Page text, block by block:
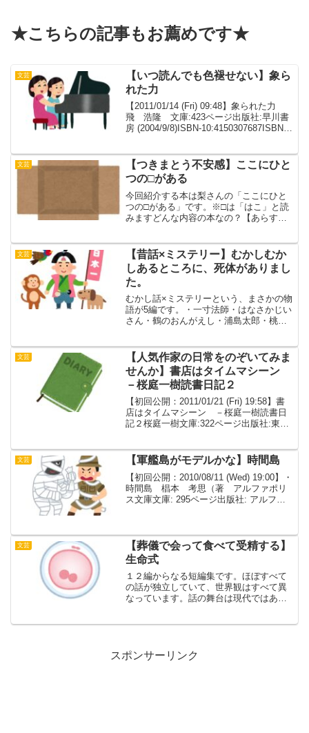
★こちらの記事もお薦めです★
文芸
【いつ読んでも色褪せない】象ら
れた力
【2011/01/14 (Fri) 09:48】象られた力
飛 浩隆 文庫:423ページ出版社:早川書
房 (2004/9/8)ISBN-10:4150307687ISBN-
文芸
【つきまとう不安感】ここにひと
つの□がある
今回紹介する本は梨さんの「ここにひと
つの□がある」です。※□は「はこ」と読
みますどんな内容の本なの？【あらす
れる。しかし、カシル様への箱には、何
も入れてはならないという決...
文芸
【昔話×ミステリー】むかしむか
しあるところに、死体がありまし
た。
むかし話×ミステリーという、まさかの物
語が5編です。・一寸法師・はなさかじい
さん・鶴のおんがえし・浦島太郎・桃太
「お姫様が鬼に襲われた時いっしょに同
行していた家来の男」...
文芸
【人気作家の日常をのぞいてみま
せんか】書店はタイムマシーン
－桜庭一樹読書日記２
【初回公開：2011/01/21 (Fri) 19:58】書
店はタイムマシーン －桜庭一樹読書日
記２桜庭一樹文庫:322ページ出版社:東京
文芸 【軍艦島がモデルかな】時間島
【初回公開：2010/08/11 (Wed) 19:00】・
時間島 椙本 考思（著 アルファポリ
ス文庫文庫: 295ページ出版社: アルファ
文芸
【葬儀で会って食べて受精する】
生命式
１２編からなる短編集です。ほぼすべて
の話が独立していて、世界観はすべて異
なっています。話の舞台は現代ではあり
スポンサーリンク